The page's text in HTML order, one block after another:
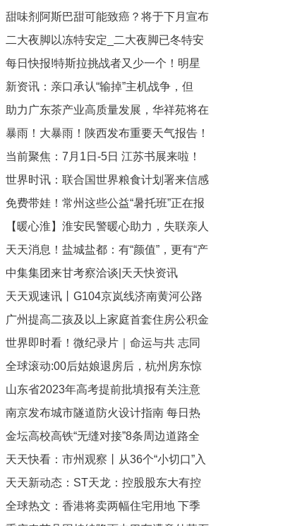
甜味剂阿斯巴甜可能致癌？将于下月宣布
调查结果
二大夜脚以冻特安定_二大夜脚已冬特安
定措施费-世界聚看点
每日快报!特斯拉挑战者又少一个！明星
新造车破产，背后站着通用富士康
新资讯：亲口承认“输掉”主机战争，但
Xbox为什么并不担心？
助力广东茶产业高质量发展，华祥苑将在
大湾区再布局100家门店
暴雨！大暴雨！陕西发布重要天气报告！
_当前视讯
当前聚焦：7月1日-5日 江苏书展来啦！
@扬州人 这些活动与您有约
世界时讯：联合国世界粮食计划署来信感
谢盐城，只因这件事......
免费带娃！常州这些公益“暑托班”正在报
名…… 天天新资讯
【暖心淮】淮安民警暖心助力，失联亲人
8年后终团聚！_当前短讯
天天消息！盐城盐都：有“颜值”，更有“产
值”！“四好农村路”托举乡村振兴新画卷
中集集团来甘考察洽谈|天天快资讯
天天观速讯丨G104京岚线济南黄河公路
大桥即将“牵手”
广州提高二孩及以上家庭首套住房公积金
贷款额度
世界即时看！微纪录片｜命运与共 志同
道合——中非经贸博览会谱写“真实亲
诚”新篇章
全球滚动:00后姑娘退房后，杭州房东惊
了！从没见过这样的租客……
山东省2023年高考提前批填报有关注意
事项|世界即时
南京发布城市隧道防火设计指南 每日热
文
金坛高校高铁“无缝对接”8条周边道路全
线通车
天天快看：市州观察丨从36个“小切口”入
手 乐山纠治民生堵点痛点
天天新动态：ST天龙：控股股东大有控
股所持公司全部12.77%股份累计被司法
全球热文：香港将卖两幅住宅用地 下季